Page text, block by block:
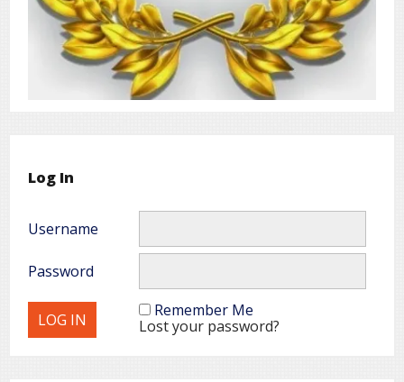
Log In
Username
Password
Remember Me
Lost your password?